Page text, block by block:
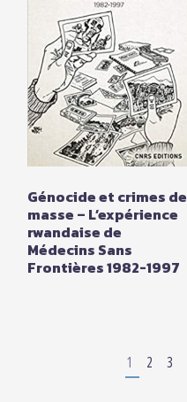
Génocide et crimes de
masse – L’expérience
rwandaise de
Médecins Sans
Frontières 1982-1997
1 2 3